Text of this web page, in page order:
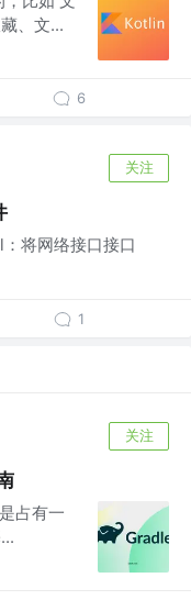
、文...
6
关注
将网络接口接口
1
关注
占有一